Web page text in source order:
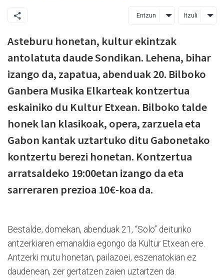
Entzun Itzuli
Asteburu honetan, kultur ekintzak
antolatuta daude Sondikan. Lehena, bihar
izango da, zapatua, abenduak 20. Bilboko
Ganbera Musika Elkarteak kontzertua
eskainiko du Kultur Etxean. Bilboko talde
honek lan klasikoak, opera, zarzuela eta
Gabon kantak uztartuko ditu Gabonetako
kontzertu berezi honetan. Kontzertua
arratsaldeko 19:00etan izango da eta
sarreraren prezioa 10€-koa da.
Bestalde, domekan, abenduak 21, “Solo” deituriko
antzerkiaren emanaldia egongo da Kultur Etxean ere.
Antzerki mutu honetan, pailazoei, eszenatokian ez
daudenean, zer gertatzen zaien uztartzen da.